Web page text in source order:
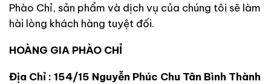
Phào Chỉ, sản phẩm và dịch vụ của chúng tôi sẽ làm
hài lòng khách hàng tuyệt đối.
HOÀNG GIA PHÀO CHỈ
Địa Chỉ : 154/15 Nguyễn Phúc Chu Tân Bình Thành